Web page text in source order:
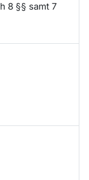
8 §§ samt 7